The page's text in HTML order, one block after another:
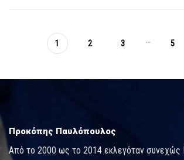
1 2 3 ... 5
Προκόπης Παυλόπουλος
Από το 2000 ως το 2014 εκλεγόταν συνεχώς